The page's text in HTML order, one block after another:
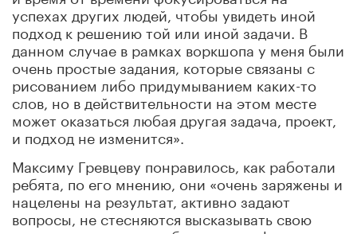
успехах других людей, чтобы увидеть иной
подход к решению той или иной задачи. В
данном случае в рамках воркшопа у меня были
очень простые задания, которые связаны с
рисованием либо придумыванием каких-то
слов, но в действительности на этом месте
может оказаться любая другая задача, проект,
и подход не изменится».
Максиму Гревцеву понравилось, как работали
ребята, по его мнению, они «очень заряжены и
нацелены на результат, активно задают
вопросы, не стесняются высказывать свою